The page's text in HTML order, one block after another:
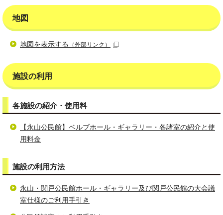
地図
地図を表示する （外部リンク）
施設の利用
各施設の紹介・使用料
【永山公民館】ベルブホール・ギャラリー・各諸室の紹介と使
用料金
施設の利用方法
永山・関戸公民館ホール・ギャラリー及び関戸公民館の大会議
室仕様のご利用手引き